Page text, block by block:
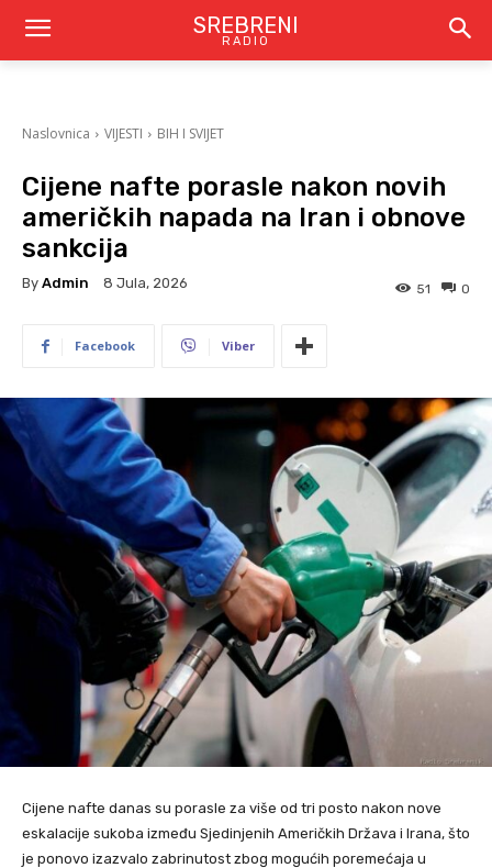
SREBRENI
RADIO
Naslovnica VIJESTI BIH I SVIJET
Cijene nafte porasle nakon novih
američkih napada na Iran i obnove
sankcija
By Admin 8 Jula, 2026 0
51
Facebook Viber
Cijene nafte danas su porasle za više od tri posto nakon nove
eskalacije sukoba između Sjedinjenih Američkih Država i Irana, što
je ponovo izazvalo zabrinutost zbog mogućih poremećaja u